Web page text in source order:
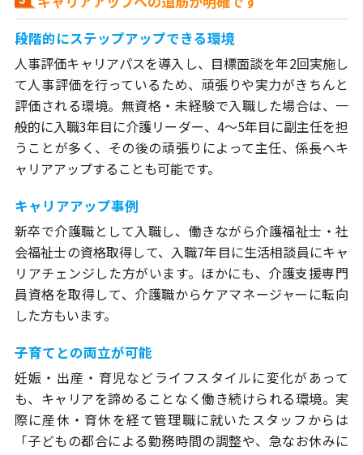
段階的にステップアップできる環境
人事評価キャリアパスを導入し、目標面談を年2回実施し
て人事評価を行っているため、頑張りや実力がきちんと
評価される環境。無資格・未経験で入職した場合は、一
般的に入職3年目に介護リーダー、4～5年目に副主任を担
うことが多く、その後の頑張りによって主任、係長へキ
ャリアアップすることも可能です。
キャリアアップ事例
新卒で介護職として入職し、働きながら介護福祉士・社
会福祉士の資格取得して、入職7年目に生活相談員にキャ
リアチェンジした方がいます。ほかにも、介護支援専門
員資格を取得して、介護職からケアマネージャーに転向
した方もいます。
子育てとの両立が可能
妊娠・出産・育児などライフスタイルに変化があって
も、キャリアを諦めることなく働き続けられる環境。実
際に産休・育休を経て管理職に就いたスタッフからは
「子どもの都合による勤務時間の調整や、急なお休みに